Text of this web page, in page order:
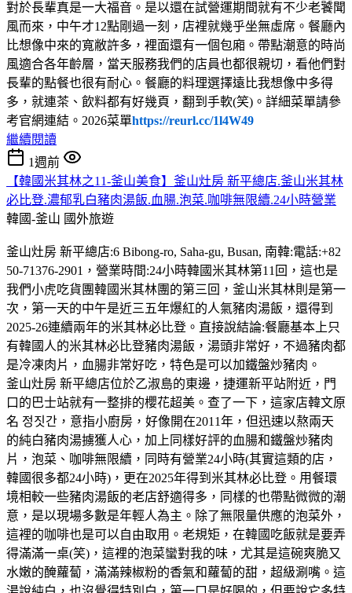
對於長輩真是一大福音。是以還在試營運期間就有不少老饕聞
風而來，中午才12點剛過一刻，店裡就幾乎坐無虛席。餐廳內
比想像中來的寬敝許多，裡面還有一個包廂。帶點潮意的時尚
風適合各年齡層，當天服務我們的店員也都很親切，看他們對
長輩的點餐也很有耐心。餐廳的料理選擇遠比我想像中多得
多，就連茶、飲料都有好幾頁，翻到手軟(笑)。詳細菜單請參
考官網連結。2026菜單https://reurl.cc/1l4W49
繼續閱讀
1週前
【韓國米其林之11-釜山美食】釜山灶房 新平總店.釜山米其林
必比登.濃郁乳白豬肉湯飯.血腸.泡菜.咖啡無限續.24小時營業
韓國-釜山 國外旅遊
釜山灶房 新平總店:6 Bibong-ro, Saha-gu, Busan, 南韓:電話:+82
50-71376-2901，營業時間:24小時韓國米其林第11回，這也是
我們小虎吃貨團韓國米其林團的第三回，釜山米其林則是第一
次，第一天的中午是近三五年爆紅的人氣豬肉湯飯，還得到
2025-26連續兩年的米其林必比登。直接說結論:餐廳基本上只
有韓國人的米其林必比登豬肉湯飯，湯頭非常好，不過豬肉都
是冷凍肉片，血腸非常好吃，特色是可以加鐵盤炒豬肉。
釜山灶房 新平總店位於乙淑島的東邊，捷運新平站附近，門
口的巴士站就有一整排的櫻花超美。查了一下，這家店韓文原
名 정짓간，意指小廚房，好像開在2011年，但迅速以熬兩天
的純白豬肉湯擄獲人心，加上同樣好評的血腸和鐵盤炒豬肉
片，泡菜、咖啡無限續，同時有營業24小時(其實這類的店，
韓國很多都24小時)，更在2025年得到米其林必比登。用餐環
境相較一些豬肉湯飯的老店舒適得多，同樣的也帶點微微的潮
意，是以現場多數是年輕人為主。除了無限量供應的泡菜外，
這裡的咖啡也是可以自由取用。老規矩，在韓國吃飯就是要弄
得滿滿一桌(笑)，這裡的泡菜蠻對我的味，尤其是這碗爽脆又
水嫩的醃蘿蔔，滿滿辣椒粉的香氣和蘿蔔的甜，超級涮嘴。這